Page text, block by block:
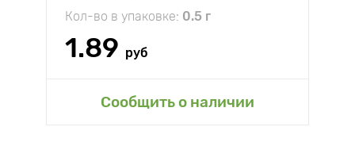
Кол-во в упаковке: 0.5 г
1.89 руб
Сообщить о наличии